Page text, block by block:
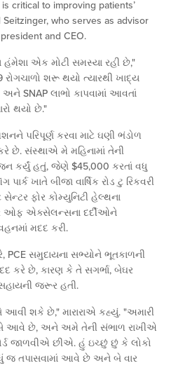
critical to improving patients’
who serves as advisor
and CEO.
હંમેશા એક મોટી સમસ્યા રહી છે,"
શરૂ થયો ત્યારથી ખાદ્ય
SNAP લાભો કાપવામાં આવતાં
થયો છે."
પરિપૂર્ણ કરવા માટે ઘણી ભંડોળ
છે. સંસ્થાએ મે મહિનામાં તેની
કર્યું હતું, જેણે $45,000 કરતાં વધુ
ખાતે બીજા વાર્ષિક રોડ ટુ રિકવરી
ફોર કોમ્યુનિટી હેલ્થના
ઓફ એક્સેલન્સના દર્દીઓને
મદદ કરી.
સમુદાયના સભ્યોને ભૂતકાળની
કરે છે, કારણ કે તે સગર્ભા, બેઘર
જરૂર હતી.
આવી શકે છે," મારારાએ કહ્યું. "અમારી
આવે છે, અને અમે તેની સંભાળ રાખીએ
જાળવીએ છીએ. હું ઇચ્છું છું કે લોકો
તપાસવામાં આવે છે અને બે વાર